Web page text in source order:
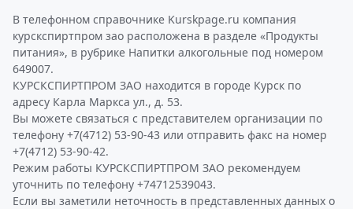
В телефонном справочнике Kurskpage.ru компания
курскспиртпром зао расположена в разделе «Продукты
питания», в рубрике Напитки алкогольные под номером
649007.
КУРСКСПИРТПРОМ ЗАО находится в городе Курск по
адресу Карла Маркса ул., д. 53.
Вы можете связаться с представителем организации по
телефону +7(4712) 53-90-43 или отправить факс на номер
+7(4712) 53-90-42.
Режим работы КУРСКСПИРТПРОМ ЗАО рекомендуем
уточнить по телефону +74712539043.
Если вы заметили неточность в представленных данных о